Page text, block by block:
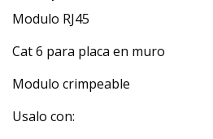
Modulo RJ45
Cat 6 para placa en muro
Modulo crimpeable
Usalo con: